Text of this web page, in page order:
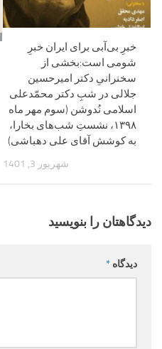
خبرِ بی‌آبی برای ایران خبرِ
شومی است:بخشی از
سخنرانیِ دکتر امیرحسین
جلالی در شبِ دکتر محمّدعلی
اسلامی نُدوشن (سوم مهر ماه
۱۳۹۸، نشستِ شب‌های بخارا،
به کوشش آقای علی دهباشی)
شهریور 3, 1401
دیدگاهتان را بنویسید
دیدگاه *